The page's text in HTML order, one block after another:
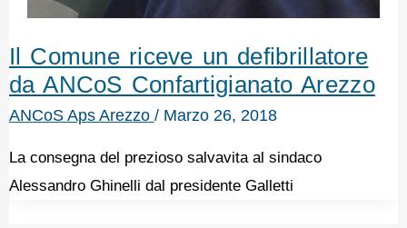
Il Comune riceve un defibrillatore
da ANCoS Confartigianato Arezzo
ANCoS Aps Arezzo / Marzo 26, 2018
La consegna del prezioso salvavita al sindaco
Alessandro Ghinelli dal presidente Galletti